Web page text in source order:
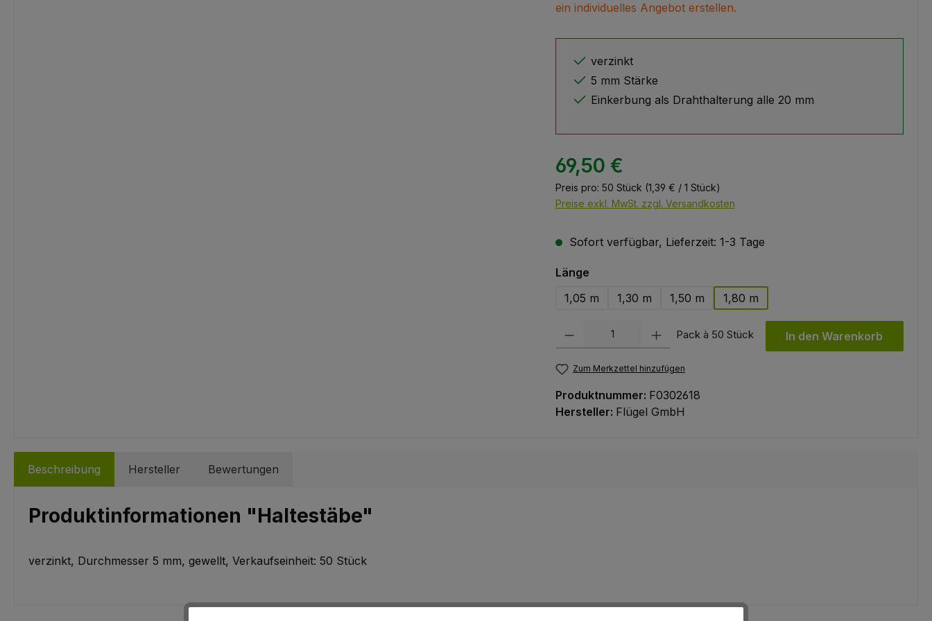
ein individuelles Angebot erstellen.
verzinkt
5 mm Stärke
Einkerbung als Drahthalterung alle 20 mm
69,50 €
Preis pro: 50 Stück (1,39 € / 1 Stück)
Preise exkl. MwSt. zzgl. Versandkosten
Sofort verfügbar, Lieferzeit: 1-3 Tage
Längeauswählen
1,05 m
1,30 m 1,50 m 1,80 m
Produkt Anzahl: Gib den gewünschten Wert ein oder benutze die Schaltflächen
Pack à 50 Stück In den Warenkorb
Zum Merkzettel hinzufügen
Produktnummer: F0302618
Hersteller: Flügel GmbH
Beschreibung Hersteller Bewertungen
Produktinformationen "Haltestäbe"
verzinkt, Durchmesser 5 mm, gewellt, Verkaufseinheit: 50 Stück